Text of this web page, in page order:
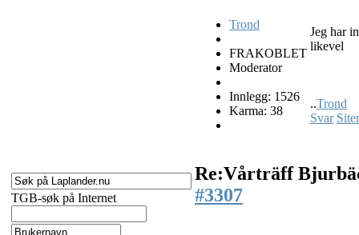
TGB-søk på Internet
Trond
FRAKOBLET
Moderator
Innlegg: 1526
Karma: 38
Jeg har
likevel
..Trond
Svar Siter
Re:Vårträff
#3307